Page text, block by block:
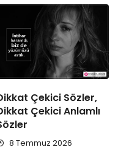
Çekici Sözler,
Çekici Anlamlı
8 Temmuz 2026